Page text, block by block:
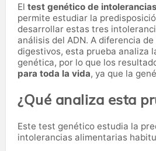
El test genético de
permite estudiar la
desarrollar estas tres
análisis del ADN. A diferencia
digestivos, esta prueba analiza
genética, por lo que los
para toda la vida, ya que la
¿Qué analiza esta
Este test genético estudia la
intolerancias alimentarias